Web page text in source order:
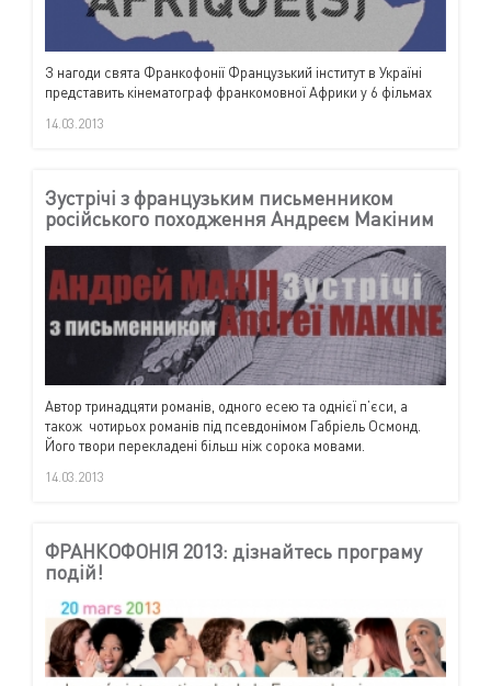
З нагоди свята Франкофонії Французький інститут в Україні
представить кінематограф франкомовної Африки у 6 фільмах
14.03.2013
Зустрічі з французьким письменником
російського походження Андреєм Макіним
Автор тринадцяти романів, одного есею та однієї п’єси, а
також чотирьох романів під псевдонімом Габріель Осмонд.
Його твори перекладені більш ніж сорока мовами.
14.03.2013
ФРАНКОФОНІЯ 2013: дізнайтесь програму
подій!